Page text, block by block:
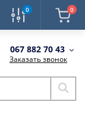
0 0
067 882 70 43
Заказать звонок